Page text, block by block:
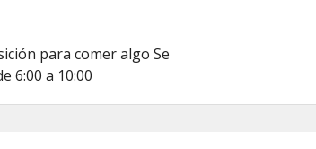
para comer algo Se
6:00 a 10:00